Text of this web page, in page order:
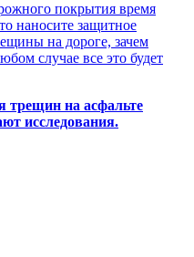
покрытия время
наносите защитное
на дороге, зачем
случае все это будет
трещин на асфальте
исследования.